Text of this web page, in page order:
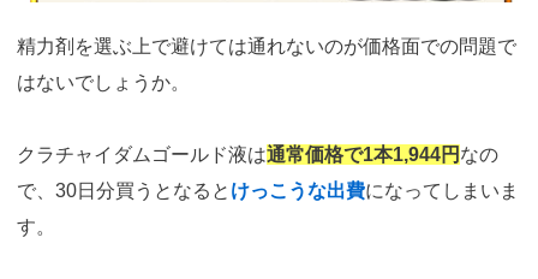
精力剤を選ぶ上で避けては通れないのが価格面での問題で
はないでしょうか。
クラチャイダムゴールド液は通常価格で1本1,944円 なの
で、30日分買うとなると けっこうな出費になってしまいま
す。